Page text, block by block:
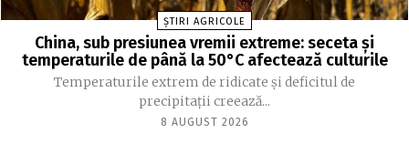
ȘTIRI AGRICOLE
China, sub presiunea vremii extreme: seceta și
temperaturile de până la 50°C afectează culturile
Temperaturile extrem de ridicate și deficitul de
precipitații creează...
8 AUGUST 2026